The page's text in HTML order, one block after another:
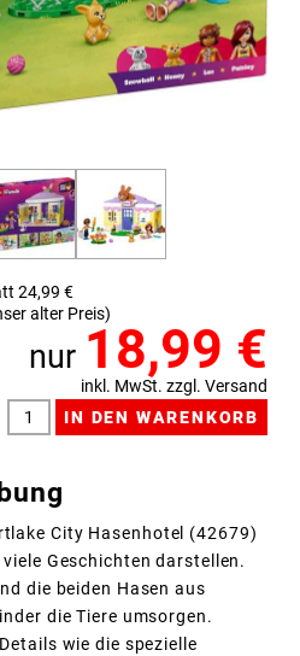
24,99 €
alter Preis)
nur 18,99 €
inkl. MwSt. zzgl. Versand
City Hasenhotel (42679)
Geschichten darstellen.
die beiden Hasen aus
die Tiere umsorgen.
wie die spezielle